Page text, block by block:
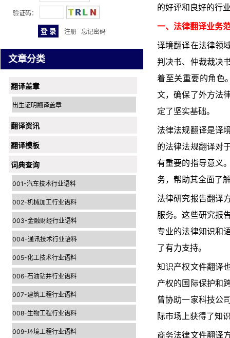
验证码：
注册 忘记密码
文章分类
翻译盖章
出生证明翻译盖章
翻译资讯
翻译模板
词典查询
001-汽车技术行业语料
002-机械加工行业语料
003-金融财经行业语料
004-通讯技术行业语料
005-化工技术行业语料
006-石油钻井行业语料
007-建筑工程行业语料
008-生物工程行业语料
009-环境工程行业语料
的好评和良好的行
一、法律翻译业务
译境翻译在法律领
判决书、仲裁裁决
着至关重要的角色
文，确保了外方法
定了坚实基础。
法律法规翻译是译
的法律法规翻译对
有重要的指导意义
务，帮助其全面了
法律研究报告翻译
服务。这些研究报
专业的法律知识和
了有力支持。
知识产权文件翻译
产权的国际保护和
曾协助一家科技公
际市场上获得了知
商务法律文件翻译